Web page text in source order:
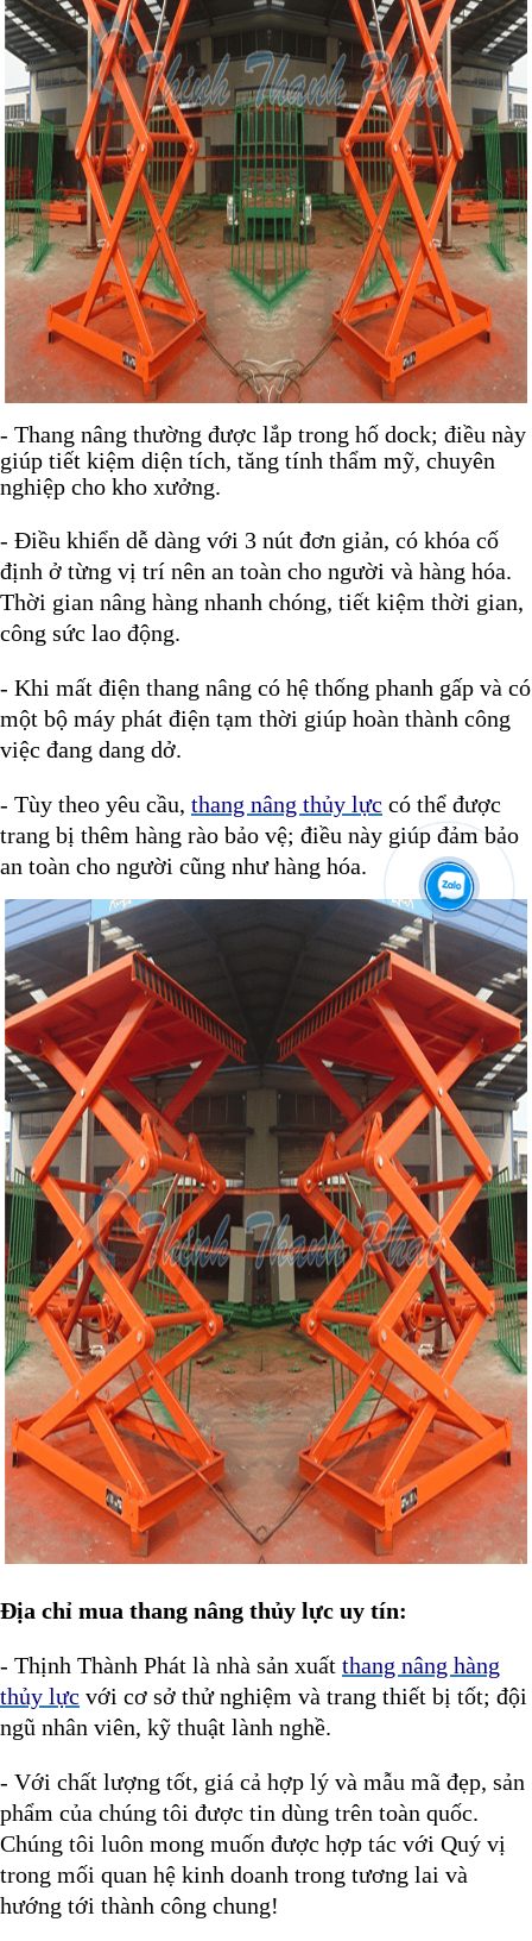
- Thang nâng thường được lắp trong hố dock; điều này
giúp tiết kiệm diện tích, tăng tính thẩm mỹ, chuyên
nghiệp cho kho xưởng.
- Điều khiển dễ dàng với 3 nút đơn giản, có khóa cố
định ở từng vị trí nên an toàn cho người và hàng hóa.
Thời gian nâng hàng nhanh chóng, tiết kiệm thời gian,
công sức lao động.
- Khi mất điện thang nâng có hệ thống phanh gấp và có
một bộ máy phát điện tạm thời giúp hoàn thành công
việc đang dang dở.
- Tùy theo yêu cầu, thang nâng thủy lực có thể được
trang bị thêm hàng rào bảo vệ; điều này giúp đảm bảo
an toàn cho người cũng như hàng hóa.
Địa chỉ mua thang nâng thủy lực uy tín:
- Thịnh Thành Phát là nhà sản xuất thang nâng hàng
thủy lực với cơ sở thử nghiệm và trang thiết bị tốt; đội
ngũ nhân viên, kỹ thuật lành nghề.
- Với chất lượng tốt, giá cả hợp lý và mẫu mã đẹp, sản
phẩm của chúng tôi được tin dùng trên toàn quốc.
Chúng tôi luôn mong muốn được hợp tác với Quý vị
trong mối quan hệ kinh doanh trong tương lai và
hướng tới thành công chung!